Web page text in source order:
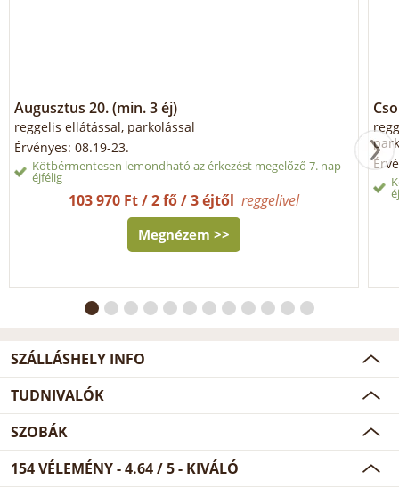
Augusztus 20. (min. 3 éj)
reggelis ellátással, parkolással
Érvényes: 08.19-23.
Kötbérmentesen lemondható az érkezést megelőző 7. nap
éjfélig
103 970 Ft / 2 fő / 3 éjtőlreggelivel
Megnézem >>
SZÁLLÁSHELY INFO
TUDNIVALÓK
SZOBÁK
154VÉLEMÉNY -4.64/5- KIVÁLÓ